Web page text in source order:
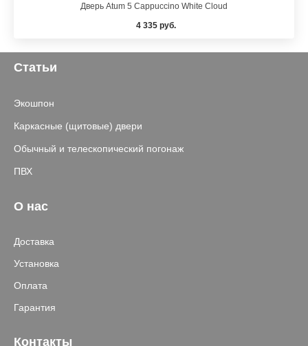
Дверь Atum 5 Cappuccino White Cloud
4 335 руб.
Статьи
Экошпон
Каркасные (щитовые) двери
Обычный и телескопический погонаж
ПВХ
О нас
Доставка
Установка
Оплата
Гарантия
Контакты